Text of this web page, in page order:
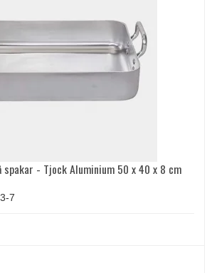
spakar - Tjock Aluminium 50 x 40 x 8 cm
7